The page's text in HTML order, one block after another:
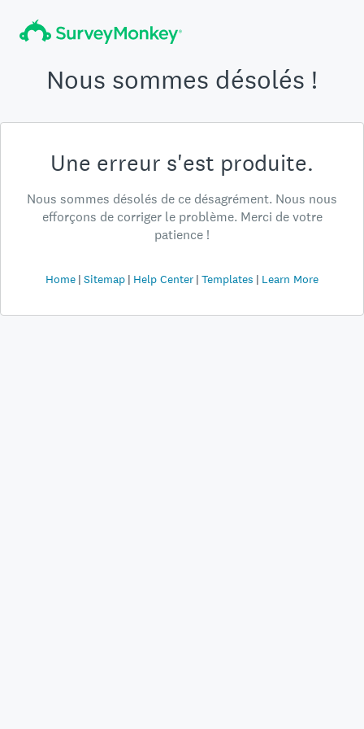
Nous sommes désolés !
Une erreur s'est produite.
Nous sommes désolés de ce désagrément. Nous nous
efforçons de corriger le problème. Merci de votre
patience !
Home Sitemap Help Center Templates Learn More